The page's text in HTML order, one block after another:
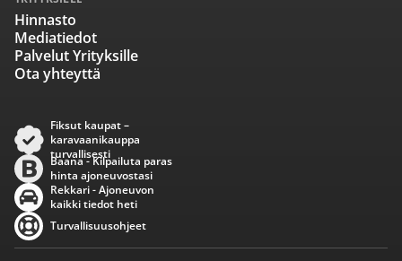
Hinnasto
Mediatiedot
Palvelut Yrityksille
Ota yhteyttä
Fiksut kaupat –
karavaanikauppa
turvallisesti
Baana - Kilpailuta paras
hinta ajoneuvostasi
Rekkari - Ajoneuvon
kaikki tiedot heti
Turvallisuusohjeet